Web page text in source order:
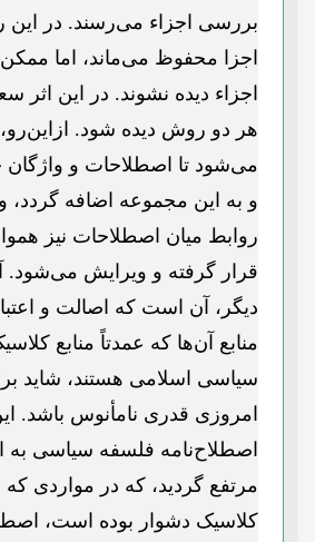
بررسی اجزاء می‌رسند. در این
اجزا محفوظ می‌ماند، اما
اجزاء دیده نشوند. در این
هر دو روش دیده شود.
می‌شود تا اصطلاحات و
و به این مجموعه اضافه گردد،
روابط میان اصطلاحات نیز
قرار گرفته و ویرایش می‌شود.
دیگر، آن است که اصالت و
منابع آن‌ها که عمدتاً منابع
سیاسی اسلامی هستند، شاید
امروزی قدری نامأنوس باشد.
اصطلاح‌نامه فلسفه سیاسی
مرتفع گردید، که در مواردی
کلاسیک دشوار بوده است،